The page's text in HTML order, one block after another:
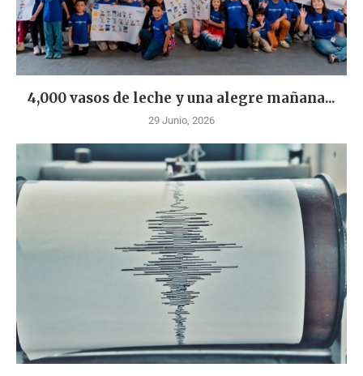
4,000 vasos de leche y una alegre mañana...
29 Junio, 2026